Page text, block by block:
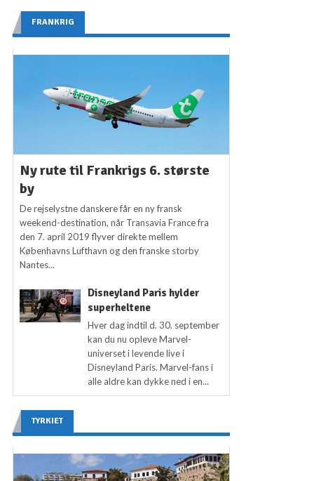
FRANKRIG
Ny rute til Frankrigs 6. største
by
De rejselystne danskere får en ny fransk
weekend-destination, når Transavia France fra
den 7. april 2019 flyver direkte mellem
Københavns Lufthavn og den franske storby
Nantes...
Disneyland Paris hylder
superheltene
Hver dag indtil d. 30. september
kan du nu opleve Marvel-
universet i levende live i
Disneyland Paris. Marvel-fans i
alle aldre kan dykke ned i en...
TYRKIET